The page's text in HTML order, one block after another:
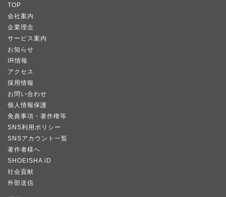
TOP
会社案内
企業理念
サービス案内
お知らせ
IR情報
アクセス
採用情報
お問い合わせ
個人情報保護
免責事項・著作権等
SNS利用ポリシー
SNSアカウント一覧
著作者様へ
SHOEISHA iD
社会貢献
外部送信